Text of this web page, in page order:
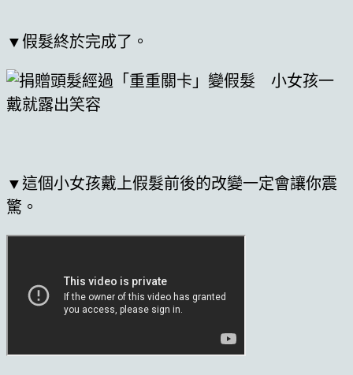
▼假髮終於完成了。
▼這個小女孩戴上假髮前後的改變一定會讓你震
驚。